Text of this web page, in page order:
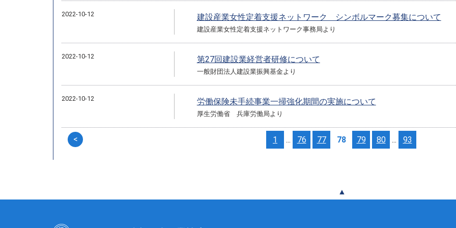
2022-10-12 建設産業女性定着支援ネットワーク シンボルマーク募集について
建設産業女性定着支援ネットワーク事務局より
2022-10-12 第27回建設業経営者研修について
一般財団法人建設業振興基金より
2022-10-12 労働保険未手続事業一掃強化期間の実施について
厚生労働省 兵庫労働局より
< 1 ... 76 77 78 79 80 ... 93
▲